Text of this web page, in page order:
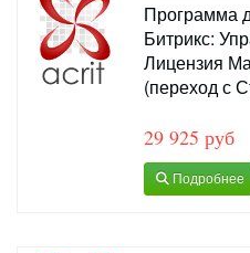
Программа
Битрикс:
Лицензия
(переход с
29 925 руб
Подробнее